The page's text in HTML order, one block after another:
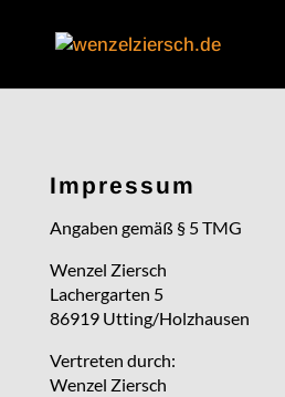
Impressum
Angaben gemäß § 5 TMG
Wenzel Ziersch
Lachergarten 5
86919 Utting/Holzhausen
Vertreten durch:
Wenzel Ziersch